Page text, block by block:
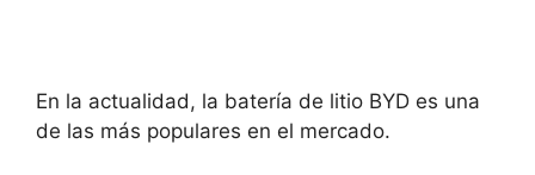
En la actualidad, la batería de litio BYD es una
de las más populares en el mercado.